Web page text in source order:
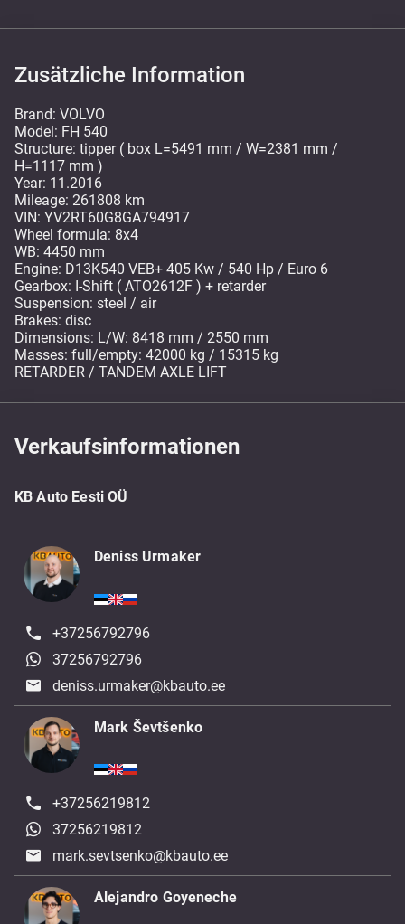
Zusätzliche Information
Brand: VOLVO
Model: FH 540
Structure: tipper ( box L=5491 mm / W=2381 mm /
H=1117 mm )
Year: 11.2016
Mileage: 261808 km
VIN: YV2RT60G8GA794917
Wheel formula: 8x4
WB: 4450 mm
Engine: D13K540 VEB+ 405 Kw / 540 Hp / Euro 6
Gearbox: I-Shift ( ATO2612F ) + retarder
Suspension: steel / air
Brakes: disc
Dimensions: L/W: 8418 mm / 2550 mm
Masses: full/empty: 42000 kg / 15315 kg
RETARDER / TANDEM AXLE LIFT
Verkaufsinformationen
KB Auto Eesti OÜ
Deniss Urmaker
+37256792796
37256792796
deniss.urmaker@kbauto.ee
Mark Ševtšenko
+37256219812
37256219812
mark.sevtsenko@kbauto.ee
Alejandro Goyeneche